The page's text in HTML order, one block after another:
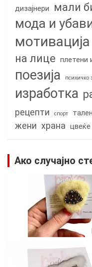
дизајнери
мали
мода и
мотивација
на лице плетени
поезија психичко
изработка
рецепти спорт
жени храна цвеќе
Ако случајно